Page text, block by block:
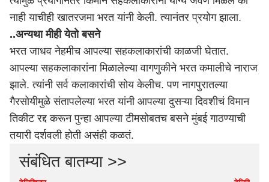
नाही याचीही खातरजमा भरत यांनी केली. त्यानंतर प्रयोग झाला.
..अन्यथा मीही येतो बसने
भरत जाधव नेहमीच आपल्या सहकलाकारांची काळजी घेतात.
आपल्या सहकलाकारांना मिळालेल्या वागणुकीने भरत कमालीचे नाराज
झाले. त्यांनी सर्व कलाकारांची सोय केलीच. पण नागपुरातल्या
गैरसोयीमुळे संतापलेल्या भरत यांनी आपल्या दुसऱ्या दिवशीचं विमान
तिकीट रद्द करून पुन्हा आपल्या टीमसोबतच बसने मुंबई गाठण्याची
तयारी दर्शवली होती असंही कळतं.
संबंधित बातम्या >>